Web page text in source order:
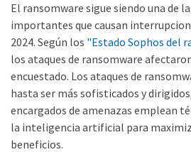
El ransomware sigue siendo una de
importantes que causan
2024. Según los "Estado Sophos del
los ataques de ransomware
encuestado. Los ataques de
hasta ser más sofisticados y
encargados de amenazas emplean
la inteligencia artificial para
beneficios.